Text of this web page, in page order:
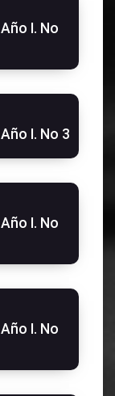
I. No
I. No 3
I. No
I. No